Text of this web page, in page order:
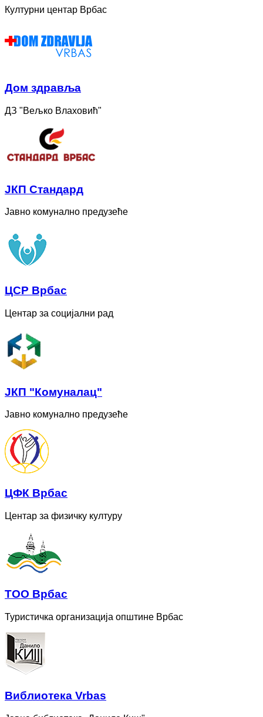
Културни центар Врбас
Дом здравља
ДЗ "Вељко Влаховић"
ЈКП Стандард
Јавно комунално предузеће
ЦСР Врбас
Центар за социјални рад
ЈКП "Комуналац"
Јавно комунално предузеће
ЦФК Врбас
Центар за физичку културу
ТОО Врбас
Туристичка организација општине Врбас
Bиблиотека Vrbas